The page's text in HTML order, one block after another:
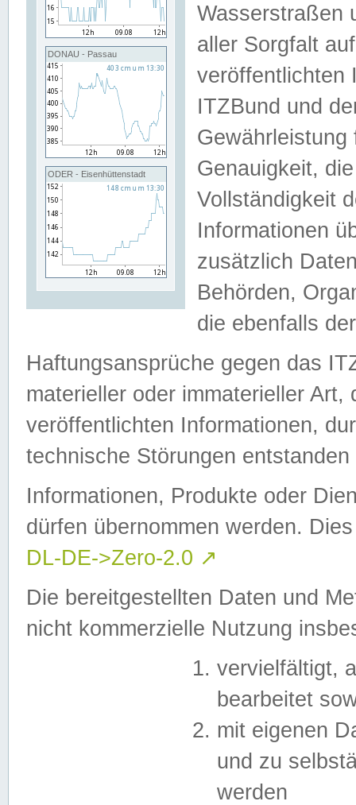
DONAU - Passau
ODER - Eisenhüttenstadt
Wasserstraßen
aller Sorgfalt
veröffentlichten
ITZBund und
Genauigkeit,
Vollständigkeit
Informationen
zusätzlich
Behörden,
die ebenfalls
Haftungsansprüche gegen das
materieller oder immaterieller
veröffentlichten Informationen,
technische Störungen
Informationen, Produkte oder
dürfen übernommen werden.
DL-DE->Zero-2.0 ↗
Die bereitgestellten Daten und
nicht kommerzielle Nutzung
vervielfältigt,
bearbeitet
mit eigenen
und zu
werden